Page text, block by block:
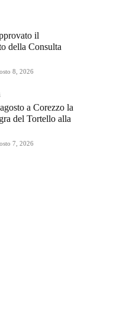
il
della Consulta
8, 2026
a Corezzo la
del Tortello alla
7, 2026